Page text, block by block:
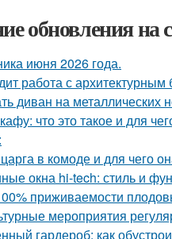
обновления на
июня 2026 года.
работа с
диван на металлических
что это такое и для
в комоде и для чего
окна hi-tech: стиль и
приживаемости
мероприятия
гардероб: как